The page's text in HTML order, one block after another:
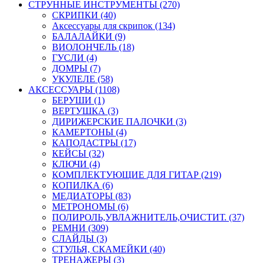
СТРУННЫЕ ИНСТРУМЕНТЫ (270)
СКРИПКИ (40)
Аксессуары для скрипок (134)
БАЛАЛАЙКИ (9)
ВИОЛОНЧЕЛЬ (18)
ГУСЛИ (4)
ДОМРЫ (7)
УКУЛЕЛЕ (58)
АКСЕССУАРЫ (1108)
БЕРУШИ (1)
ВЕРТУШКА (3)
ДИРИЖЕРСКИЕ ПАЛОЧКИ (3)
КАМЕРТОНЫ (4)
КАПОДАСТРЫ (17)
КЕЙСЫ (32)
КЛЮЧИ (4)
КОМПЛЕКТУЮЩИЕ ДЛЯ ГИТАР (219)
КОПИЛКА (6)
МЕДИАТОРЫ (83)
МЕТРОНОМЫ (6)
ПОЛИРОЛЬ,УВЛАЖНИТЕЛЬ,ОЧИСТИТ. (37)
РЕМНИ (309)
СЛАЙДЫ (3)
СТУЛЬЯ, СКАМЕЙКИ (40)
ТРЕНАЖЕРЫ (3)